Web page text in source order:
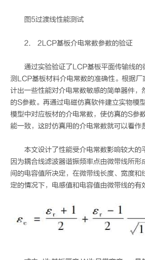
图5过渡线性能测试
2．2LCP基板介电常数参数的验证
通过实验验证了LCP基板平面传输线的
测LCP基板材料介电常数的准确性。根据厂
计出一些性能对介电常数敏感的简单器件，
的S参数。再通过电磁仿真软件建立实物模
模型中对应板材的介电常数，使仿真的S参
能一致，这时仿真用的介电常数就可以看作
本文设计了性能受介电常数影响较大的
因为耦合线滤波器谐振频率点由微带线所形
间的电容值所决定，在微带线长度、宽度和
定的情况下，电感值和电容值由微带线的有